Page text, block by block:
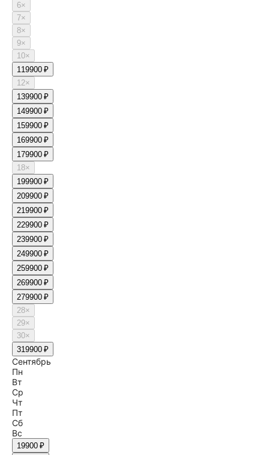
6×
7×
8×
9×
10×
119900 ₽
12×
139900 ₽
149900 ₽
159900 ₽
169900 ₽
179900 ₽
18×
199900 ₽
209900 ₽
219900 ₽
229900 ₽
239900 ₽
249900 ₽
259900 ₽
269900 ₽
279900 ₽
28×
29×
30×
319900 ₽
Сентябрь
Пн
Вт
Ср
Чт
Пт
Сб
Вс
19900 ₽